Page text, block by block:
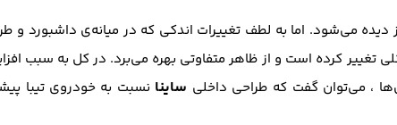
دیده می‌شود. اما به لطف تغییرات اندکی که در میانه‌ی داشبورد و
کرده است و از ظاهر متفاوتی بهره می‌برد. در کل به سبب
، می‌توان گفت که طراحی داخلی ساینا نسبت به خودروی تیبا